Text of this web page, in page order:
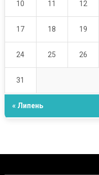
10 11 12
17 18 19
24 25 26
31
« Липень